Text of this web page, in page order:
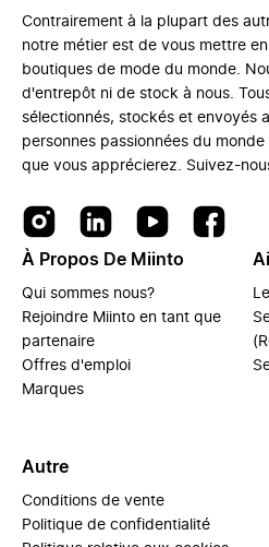
Contrairement à la plupart des
notre métier est de vous mettre
boutiques de mode du monde.
d'entrepôt ni de stock à nous.
sélectionnés, stockés et envoyés
personnes passionnées du
que vous apprécierez. Suivez-
À Propos De Miinto
Qui sommes nous?
Rejoindre Miinto en tant que
partenaire
Offres d'emploi
Marques
Autre
Conditions de vente
Politique de confidentialité